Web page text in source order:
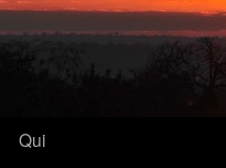
Qui